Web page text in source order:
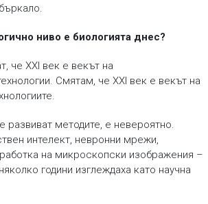
ниво е биологията днес?
че XXI век е векът на
Смятам, че XXI век е векът на
развиват методите, е невероятно.
интелект, невронни мрежи,
на микроскопски изображения –
години изглеждаха като научна